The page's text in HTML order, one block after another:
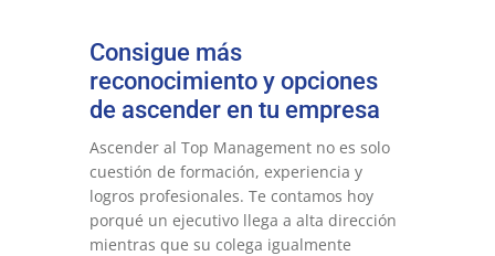
Consigue más
reconocimiento y opciones
de ascender en tu empresa
Ascender al Top Management no es solo
cuestión de formación, experiencia y
logros profesionales. Te contamos hoy
porqué un ejecutivo llega a alta dirección
mientras que su colega igualmente